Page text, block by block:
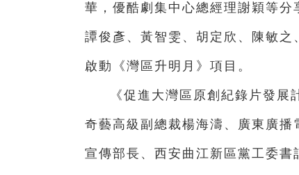
華，優酷劇集中心總經理謝穎等
譚俊彥、黃智雯、胡定欣、陳敏
啟動《灣區升明月》項目。
《促進大灣區原創紀錄片發
奇藝高級副總裁楊海濤、廣東廣播
宣傳部長、西安曲江新區黨工委